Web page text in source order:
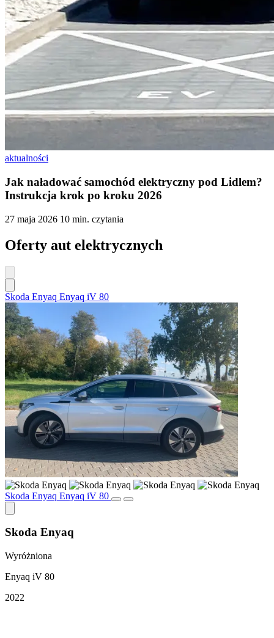
aktualności
Jak naładować samochód elektryczny pod Lidlem?
Instrukcja krok po kroku 2026
27 maja 2026 10 min. czytania
Oferty aut elektrycznych
Skoda Enyaq Enyaq iV 80
Skoda Enyaq Enyaq iV 80
Skoda Enyaq
Wyróżniona
Enyaq iV 80
2022